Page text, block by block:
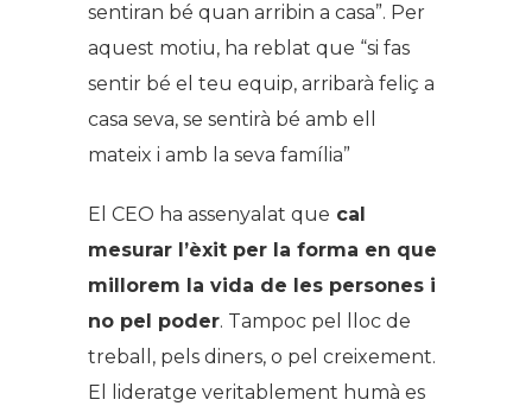
sentiran bé quan arribin a casa”. Per
aquest motiu, ha reblat que “si fas
sentir bé el teu equip, arribarà feliç a
casa seva, se sentirà bé amb ell
mateix i amb la seva família”
El CEO ha assenyalat que cal
mesurar l’èxit per la forma en que
millorem la vida de les persones i
no pel poder. Tampoc pel lloc de
treball, pels diners, o pel creixement.
El lideratge veritablement humà es